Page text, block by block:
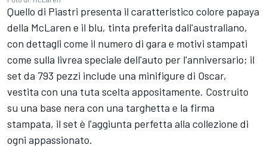
Quello di Piastri presenta il caratteristico colore papaya
della McLaren e il blu, tinta preferita dall'australiano,
con dettagli come il numero di gara e motivi stampati
come sulla livrea speciale dell'auto per l'anniversario; il
set da 793 pezzi include una minifigure di Oscar,
vestita con una tuta scelta appositamente. Costruito
su una base nera con una targhetta e la firma
stampata, il set è l'aggiunta perfetta alla collezione di
ogni appassionato.